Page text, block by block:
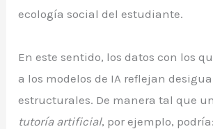
ecología social del estudiante.
En este sentido, los datos con los
a los modelos de IA reflejan
estructurales. De manera tal que un
tutoría artificial, por ejemplo, podría: